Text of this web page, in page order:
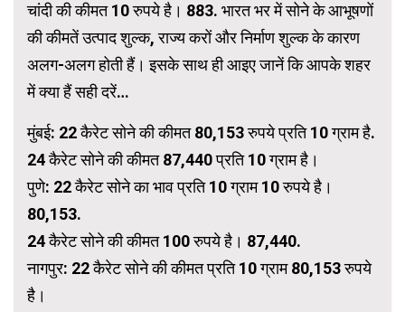
चांदी की कीमत 10 रुपये है। 883. भारत भर में सोने के आभूषणों
की कीमतें उत्पाद शुल्क, राज्य करों और निर्माण शुल्क के कारण
अलग-अलग होती हैं। इसके साथ ही आइए जानें कि आपके शहर
में क्या हैं सही दरें…
मुंबई: 22 कैरेट सोने की कीमत 80,153 रुपये प्रति 10 ग्राम है.
24 कैरेट सोने की कीमत 87,440 प्रति 10 ग्राम है।
पुणे: 22 कैरेट सोने का भाव प्रति 10 ग्राम 10 रुपये है।
80,153.
24 कैरेट सोने की कीमत 100 रुपये है। 87,440.
नागपुर: 22 कैरेट सोने की कीमत प्रति 10 ग्राम 80,153 रुपये
है।